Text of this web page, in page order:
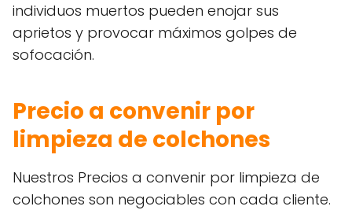
individuos muertos pueden enojar sus
aprietos y provocar máximos golpes de
sofocación.
Precio a convenir por
limpieza de colchones
Nuestros Precios a convenir por limpieza de
colchones son negociables con cada cliente.